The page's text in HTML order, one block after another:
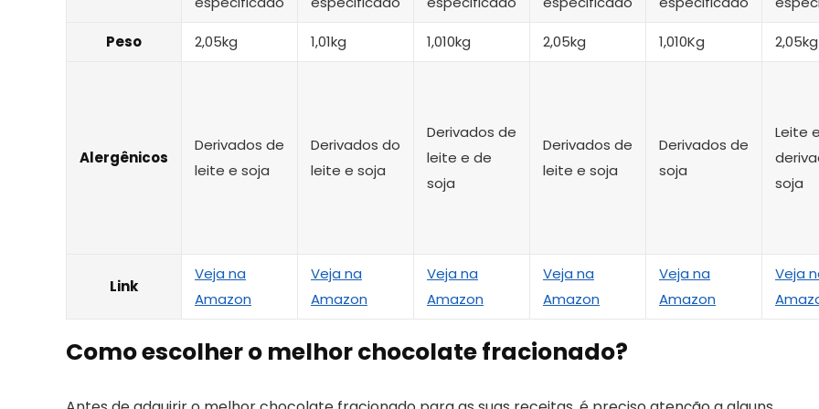
Peso 2,05kg 1,01kg 1,010kg 2,05kg 1,010Kg 2,05kg
Alergênicos
Derivados de
leite e soja
Derivados do
leite e soja
Derivados de
leite e de
soja
Derivados de
leite e soja
Derivados de
soja
Leite e
soja
Link
Veja na
Amazon
Veja na
Amazon
Veja na
Amazon
Veja na
Amazon
Veja na
Amazon
Veja
Como escolher o melhor chocolate fracionado?